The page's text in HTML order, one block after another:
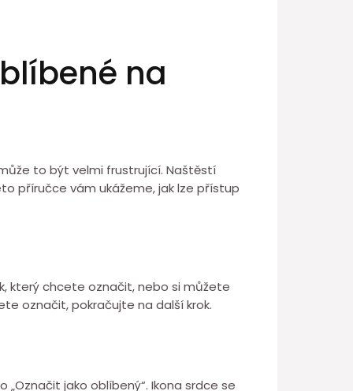
na
to být velmi frustrující. Naštěstí
příručce vám ukážeme, jak lze přístup
který chcete označit, nebo si můžete
označit, pokračujte na další krok.
jako oblíbený“. Ikona srdce se